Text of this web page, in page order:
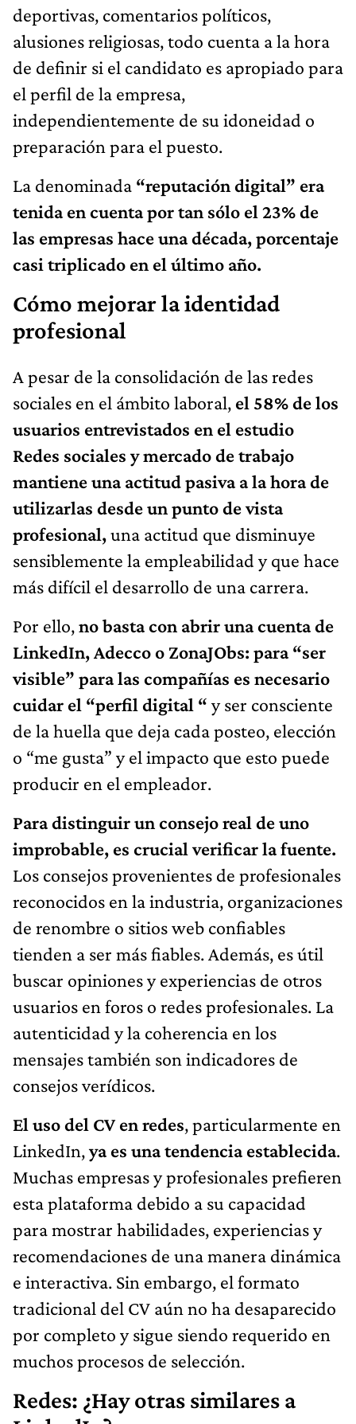
deportivas, comentarios políticos,
alusiones religiosas, todo cuenta a la hora
de definir si el candidato es apropiado para
el perfil de la empresa,
independientemente de su idoneidad o
preparación para el puesto.
La denominada “reputación digital” era
tenida en cuenta por tan sólo el 23% de
las empresas hace una década, porcentaje
casi triplicado en el último año.
Cómo mejorar la identidad
profesional
A pesar de la consolidación de las redes
sociales en el ámbito laboral, el 58% de los
usuarios entrevistados en el estudio
Redes sociales y mercado de trabajo
mantiene una actitud pasiva a la hora de
utilizarlas desde un punto de vista
profesional,una actitud que disminuye
sensiblemente la empleabilidad y que hace
más difícil el desarrollo de una carrera.
Por ello,no basta con abrir una cuenta de
LinkedIn, Adecco o ZonaJObs: para “ser
visible” para las compañías es necesario
cuidar el “perfil digital “ y ser consciente
de la huella que deja cada posteo, elección
o “me gusta” y el impacto que esto puede
producir en el empleador.
Para distinguir un consejo real de uno
improbable, es crucial verificar la fuente.
Los consejos provenientes de profesionales
reconocidos en la industria, organizaciones
de renombre o sitios web confiables
tienden a ser más fiables. Además, es útil
buscar opiniones y experiencias de otros
usuarios en foros o redes profesionales. La
autenticidad y la coherencia en los
mensajes también son indicadores de
consejos verídicos.
El uso del CV en redes, particularmente en
LinkedIn,ya es una tendencia establecida.
Muchas empresas y profesionales prefieren
esta plataforma debido a su capacidad
para mostrar habilidades, experiencias y
recomendaciones de una manera dinámica
e interactiva. Sin embargo, el formato
tradicional del CV aún no ha desaparecido
por completo y sigue siendo requerido en
muchos procesos de selección.
Redes: ¿Hay otras similares a